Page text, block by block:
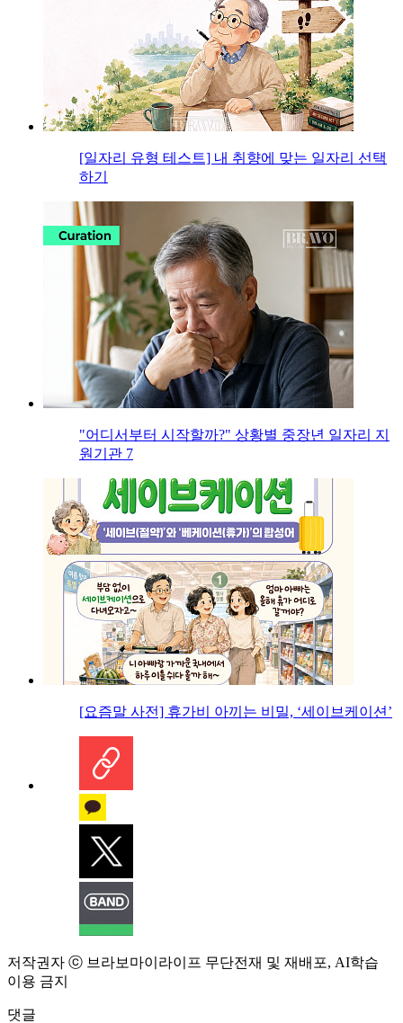
[일자리 유형 테스트] 내 취향에 맞는 일자리 선택
하기
"어디서부터 시작할까?" 상황별 중장년 일자리 지
원기관 7
[요즘말 사전] 휴가비 아끼는 비밀, ‘세이브케이션’
저작권자 ⓒ 브라보마이라이프 무단전재 및 재배포, AI학습
이용 금지
댓글